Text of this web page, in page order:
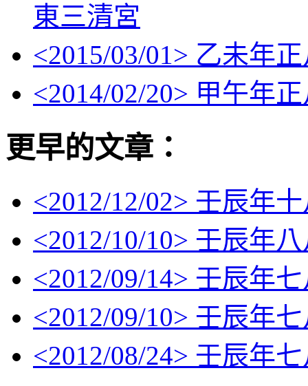
東三清宮
<2015/03/01> 乙未年
<2014/02/20> 甲午年
更早的文章：
<2012/12/02> 壬辰年
<2012/10/10> 壬辰年
<2012/09/14> 壬辰年
<2012/09/10> 壬辰年
<2012/08/24> 壬辰年